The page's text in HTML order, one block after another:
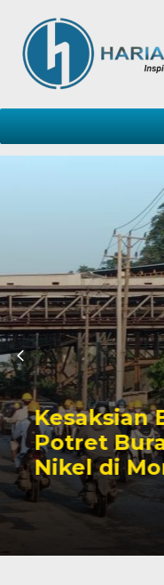
Sengketa
Tambang
Karier